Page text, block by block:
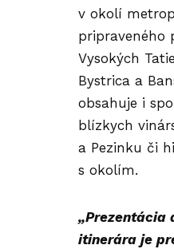
v okolí
pripraveného
Vysokých
Bystrica a
obsahuje i
blízkych
a Pezinku či
s okolím.
„Prezentácia
itinerára je